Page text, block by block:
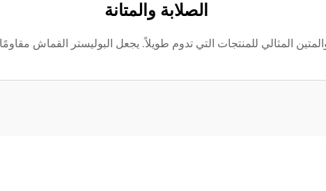
الصلابة والمتانة
المثالي للمنتجات التي تدوم طويلاً. يجعل البوليستر القماش مقاومًا